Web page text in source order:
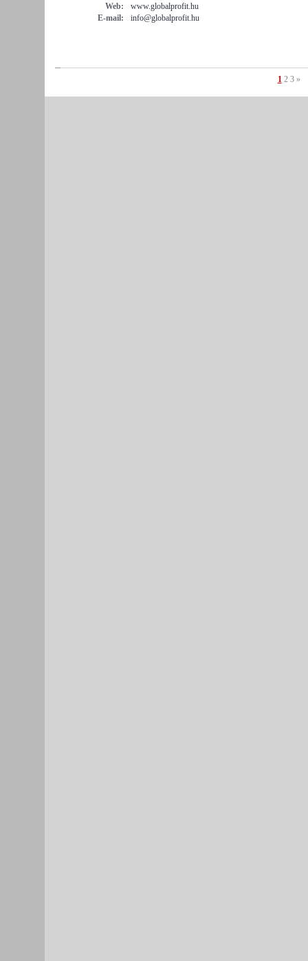
Web:
www.globalprofit.hu
E-mail:
info@globalprofit.hu
1 2 3 »